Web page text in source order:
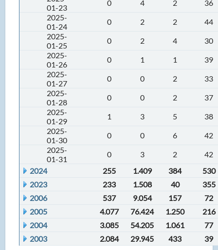
01-23
0 4 2
36
2025-
01-24
0 2 2
44
2025-
01-25
0 2 4
30
2025-
01-26
0 1 1
39
2025-
01-27
0 0 2
33
2025-
01-28
0 0 2
37
2025-
01-29
1 3 5
38
2025-
01-30
0 0 6
42
2025-
01-31
0 3 2
42
2024
255 1.409 384
530
2023
233 1.508 40
355
2006
537 9.054 157
72
2005
4.077 76.424 1.250
216
2004
3.085 54.205 1.061
77
2003
2.084 29.945 433 39